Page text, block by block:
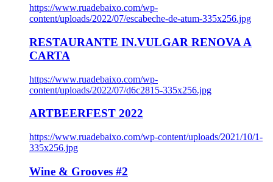
https://www.ruadebaixo.com/wp-
content/uploads/2022/07/escabeche-de-atum-335x256.jpg
RESTAURANTE IN.VULGAR RENOVA A
CARTA
https://www.ruadebaixo.com/wp-
content/uploads/2022/07/d6c2815-335x256.jpg
ARTBEERFEST 2022
https://www.ruadebaixo.com/wp-content/uploads/2021/10/1-
335x256.jpg
Wine & Grooves #2